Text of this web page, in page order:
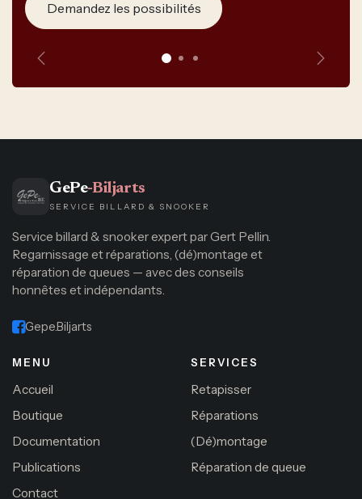
Demandez les possibilités
Précédent
GePe-Biljarts
SERVICE BILLARD & SNOOKER
Service billard & snooker expert par Gert Pellin.
Regarnissage et réparations, (dé)montage et
réparation de queues — avec des conseils
honnêtes et indépendants.
Gepe.Biljarts
MENU
Accueil
Boutique
Documentation
Publications
Contact
SERVICES
Retapisser
Réparations
(Dé)montage
Réparation de queue